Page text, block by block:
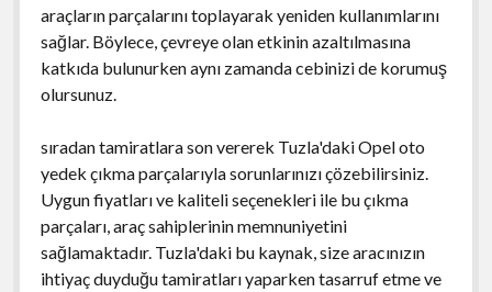
araçların parçalarını toplayarak yeniden kullanımlarını
sağlar. Böylece, çevreye olan etkinin azaltılmasına
katkıda bulunurken aynı zamanda cebinizi de korumuş
olursunuz.
sıradan tamiratlara son vererek Tuzla'daki Opel oto
yedek çıkma parçalarıyla sorunlarınızı çözebilirsiniz.
Uygun fiyatları ve kaliteli seçenekleri ile bu çıkma
parçaları, araç sahiplerinin memnuniyetini
sağlamaktadır. Tuzla'daki bu kaynak, size aracınızın
ihtiyaç duyduğu tamiratları yaparken tasarruf etme ve